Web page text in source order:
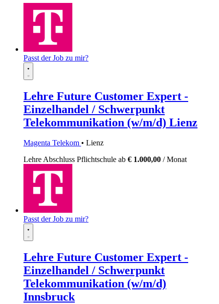
Passt der Job zu mir?
Lehre Future Customer Expert -
Einzelhandel / Schwerpunkt
Telekommunikation (w/m/d) Lienz
Magenta Telekom • Lienz
LehreAbschluss Pflichtschule ab € 1.000,00 / Monat
Passt der Job zu mir?
Lehre Future Customer Expert -
Einzelhandel / Schwerpunkt
Telekommunikation (w/m/d)
Innsbruck